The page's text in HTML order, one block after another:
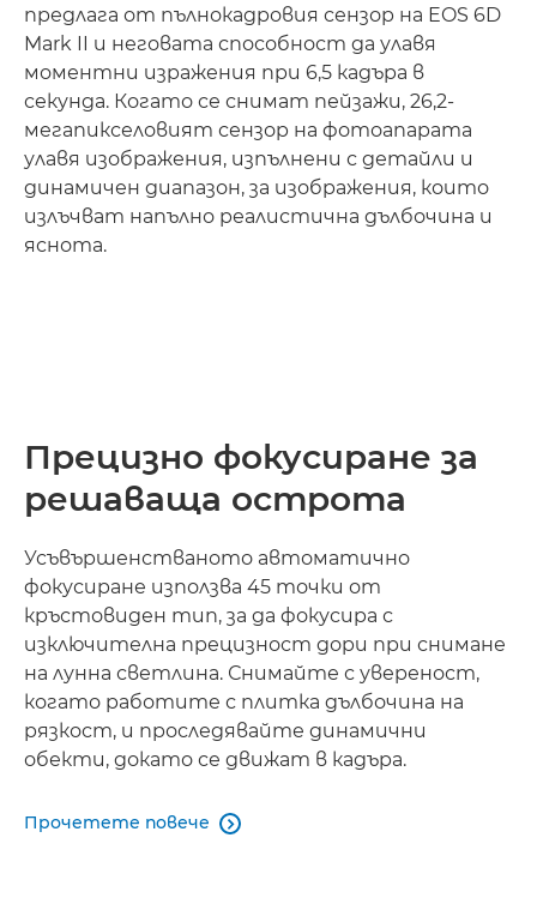
предлага от пълнокадровия сензор на EOS 6D
Mark II и неговата способност да улавя
моментни изражения при 6,5 кадъра в
секунда. Когато се снимат пейзажи, 26,2-
мегапикселовият сензор на фотоапарата
улавя изображения, изпълнени с детайли и
динамичен диапазон, за изображения, които
излъчват напълно реалистична дълбочина и
яснота.
Прецизно фокусиране за
решаваща острота
Усъвършенстваното автоматично
фокусиране използва 45 точки от
кръстовиден тип, за да фокусира с
изключителна прецизност дори при снимане
на лунна светлина. Снимайте с увереност,
когато работите с плитка дълбочина на
рязкост, и проследявайте динамични
обекти, докато се движат в кадъра.
Прочетете повече 